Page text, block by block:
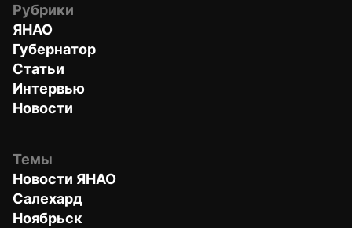
Рубрики
ЯНАО
Губернатор
Статьи
Интервью
Новости
Темы
Новости ЯНАО
Салехард
Ноябрьск